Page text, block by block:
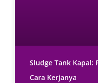
Sludge Tank Kapal:
Cara Kerjanya